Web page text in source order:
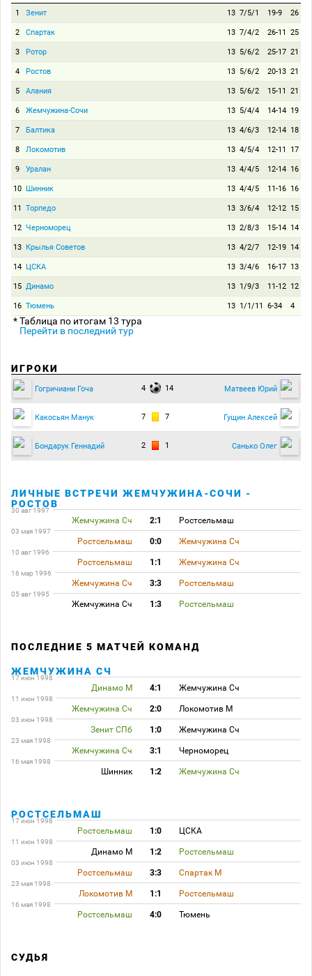
1 Зенит 13 7/5/1 19-9 26
2 Спартак 13 7/4/2 26-11 25
3 Ротор 13 5/6/2 25-17 21
4 Ростов 13 5/6/2 20-13 21
5 Алания 13 5/6/2 15-11 21
6 Жемчужина-Сочи 13 5/4/4 14-14 19
7 Балтика 13 4/6/3 12-14 18
8 Локомотив 13 4/5/4 12-11 17
9 Уралан 13 4/4/5 12-14 16
10 Шинник 13 4/4/5 11-16 16
11 Торпедо 13 3/6/4 12-12 15
12 Черноморец 13 2/8/3 15-14 14
13 Крылья Советов 13 4/2/7 12-19 14
14 ЦСКА 13 3/4/6 16-17 13
15 Динамо 13 1/9/3 11-12 12
16 Тюмень 13 1/1/11 6-34 4
* Таблица по итогам 13 тура
Перейти в последний тур
ИГРОКИ
Гогричиани Гоча 4 14 Матвеев Юрий
Какосьян Манук 7 7 Гущин Алексей
Бондарук Геннадий 2 1 Санько Олег
ЛИЧНЫЕ ВСТРЕЧИ ЖЕМЧУЖИНА-СОЧИ -
РОСТОВ
30 авг 1997
Жемчужина Сч 2:1 Ростсельмаш
03 мая 1997
Ростсельмаш 0:0 Жемчужина Сч
10 авг 1996
Ростсельмаш 1:1 Жемчужина Сч
16 мар 1996
Жемчужина Сч 3:3 Ростсельмаш
05 авг 1995
Жемчужина Сч 1:3 Ростсельмаш
ПОСЛЕДНИЕ 5 МАТЧЕЙ КОМАНД
ЖЕМЧУЖИНА СЧ
17 июн 1998
Динамо М 4:1 Жемчужина Сч
11 июн 1998
Жемчужина Сч 2:0 Локомотив М
03 июн 1998
Зенит СПб 1:0 Жемчужина Сч
23 мая 1998
Жемчужина Сч 3:1 Черноморец
16 мая 1998
Шинник 1:2 Жемчужина Сч
РОСТСЕЛЬМАШ
17 июн 1998
Ростсельмаш 1:0 ЦСКА
11 июн 1998
Динамо М 1:2 Ростсельмаш
03 июн 1998
Ростсельмаш 3:3 Спартак М
23 мая 1998
Локомотив М 1:1 Ростсельмаш
16 мая 1998
Ростсельмаш 4:0 Тюмень
СУДЬЯ